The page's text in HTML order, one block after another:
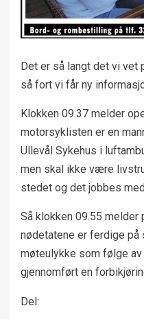
Det er så langt det vi vet
så fort vi får ny
Klokken 09.37 melder
motorsyklisten er en
Ullevål Sykehus i
men skal ikke være
stedet og det jobbes
Så klokken 09.55
nødetatene er ferdige på
møteulykke som følge
gjennomført en
Del: